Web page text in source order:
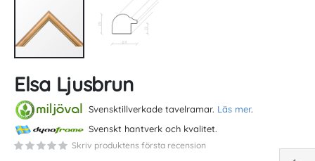
to
the
beginning
of
the
images
Elsa Ljusbrun
Svensktillverkade tavelramar. Läs mer.
Svenskt hantverk och kvalitet.
Skriv produktens första recension